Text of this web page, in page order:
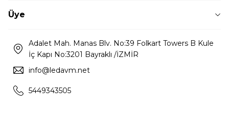
Üye
Adalet Mah. Manas Blv. No:39 Folkart Towers B Kule
İç Kapı No:3201 Bayraklı /İZMİR
info@ledavm.net
5449343505